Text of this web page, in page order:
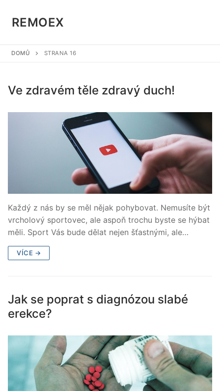
REMOEX
DOMŮ STRANA 16
Ve zdravém těle zdravý duch!
Každý z nás by se měl nějak pohybovat. Nemusíte být
vrcholový sportovec, ale aspoň trochu byste se hýbat
měli. Sport Vás bude dělat nejen šťastnými, ale…
VÍCE →
Jak se poprat s diagnózou slabé
erekce?